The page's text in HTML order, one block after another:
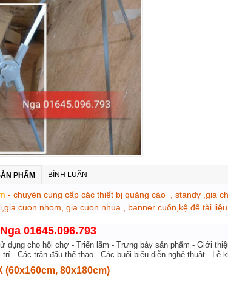
PHẨM BÌNH LUẬN
- chuyên cung cấp các thiết bị quảng cáo standy gia
gia cuon nhom gia cuon nhua banner cuốn kệ để tài liệu
01645.096.793
dụng cho hội chợ - Triển lãm - Trưng bày sản phẩm - Giới
- Các trận đấu thể thao - Các buổi biểu diễn nghệ thuật - Lễ
(60x160cm, 80x180cm)